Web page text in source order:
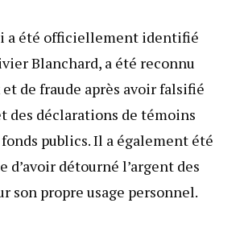
a été officiellement identifié
Blanchard, a été reconnu
et de fraude après avoir falsifié
des déclarations de témoins
publics. Il a également été
d’avoir détourné l’argent des
son propre usage personnel.